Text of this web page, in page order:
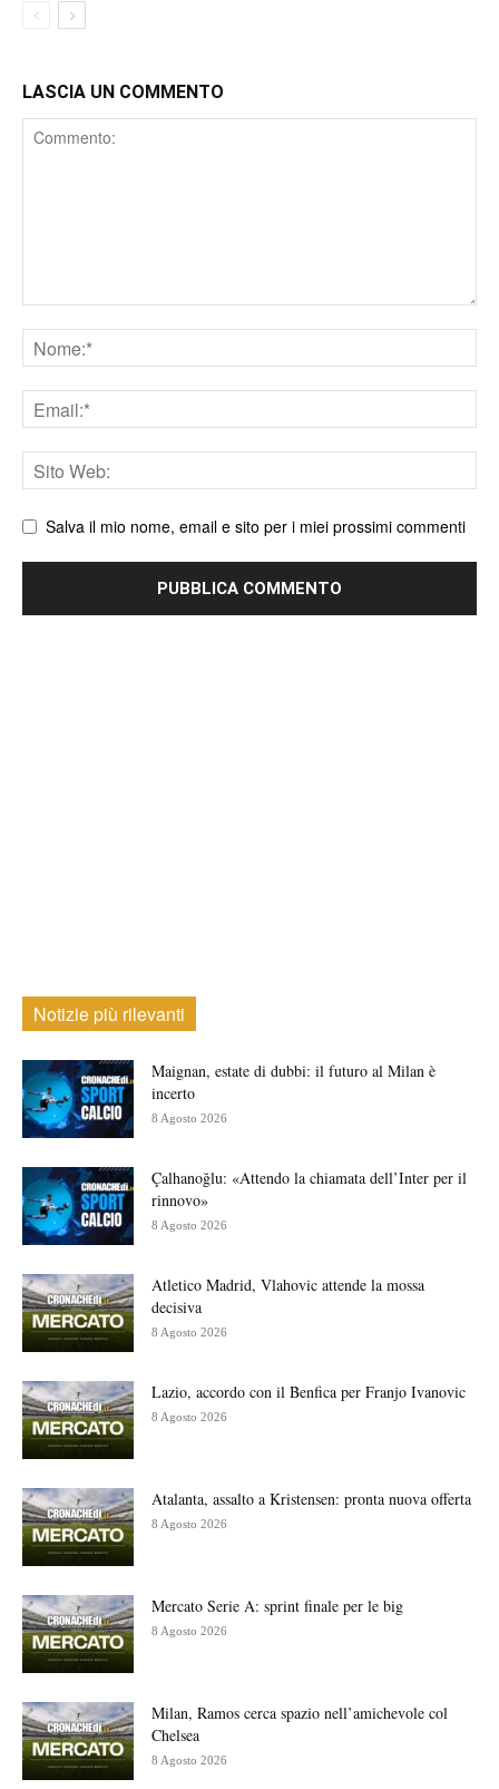
LASCIA UN COMMENTO
Comment
Nome
Email
Sito
web
Salva il mio nome, email e sito per i miei prossimi commenti
Notizie più rilevanti
Maignan, estate di dubbi: il futuro al Milan è
incerto
8 Agosto 2026
Çalhanoğlu: «Attendo la chiamata dell’Inter per il
rinnovo»
8 Agosto 2026
Atletico Madrid, Vlahovic attende la mossa
decisiva
8 Agosto 2026
Lazio, accordo con il Benfica per Franjo Ivanovic
8 Agosto 2026
Atalanta, assalto a Kristensen: pronta nuova offerta
8 Agosto 2026
Mercato Serie A: sprint finale per le big
8 Agosto 2026
Milan, Ramos cerca spazio nell’amichevole col
Chelsea
8 Agosto 2026